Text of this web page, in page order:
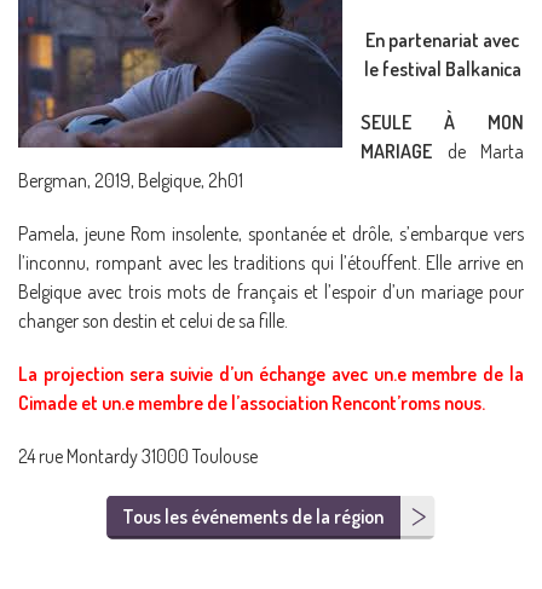
En partenariat avec
le festival Balkanica
SEULE À MON
MARIAGE de Marta
Bergman, 2019, Belgique, 2h01
Pamela, jeune Rom insolente, spontanée et drôle, s’embarque vers
l’inconnu, rompant avec les traditions qui l’étouffent. Elle arrive en
Belgique avec trois mots de français et l’espoir d’un mariage pour
changer son destin et celui de sa fille.
La projection sera suivie d’un échange avec un.e membre de la
Cimade et un.e membre de l’association Rencont’roms nous.
24 rue Montardy 31000 Toulouse
Tous les événements de la région